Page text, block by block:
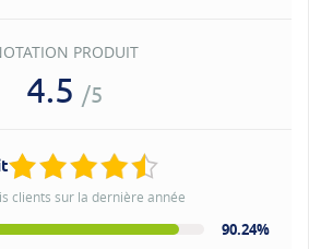
PRODUIT
4.5 /5
clients sur la dernière année
90.24%